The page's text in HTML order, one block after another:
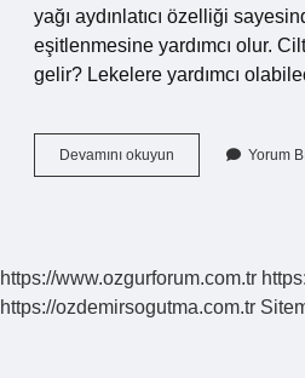
yağı aydınlatıcı özelliği
eşitlenmesine yardımcı olur.
gelir? Lekelere yardımcı
Devamını okuyun
Kahverengi
Gelir
Yorum
https://www.ozgurforum.com.tr
https://ozdemirsogutma.com.tr